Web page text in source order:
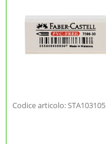
Codice articolo: STA103105